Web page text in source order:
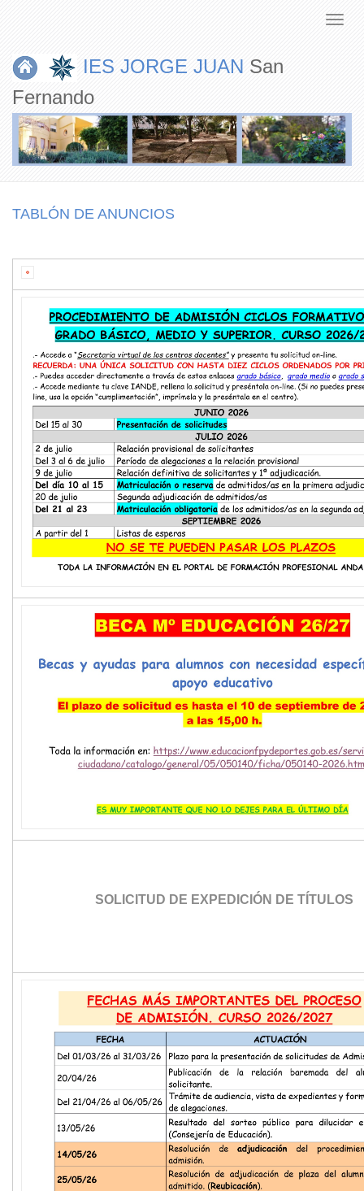
IES JORGE JUAN San
Fernando
TABLÓN DE ANUNCIOS
SOLICITUD DE EXPEDICIÓN DE TÍTULOS